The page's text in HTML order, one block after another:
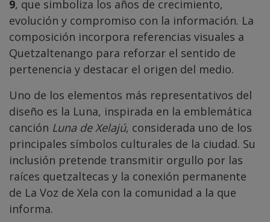
9, que simboliza los años de crecimiento,
evolución y compromiso con la información. La
composición incorpora referencias visuales a
Quetzaltenango para reforzar el sentido de
pertenencia y destacar el origen del medio.
Uno de los elementos más representativos del
diseño es la Luna, inspirada en la emblemática
canción Luna de Xelajú, considerada uno de los
principales símbolos culturales de la ciudad. Su
inclusión pretende transmitir orgullo por las
raíces quetzaltecas y la conexión permanente
de La Voz de Xela con la comunidad a la que
informa.